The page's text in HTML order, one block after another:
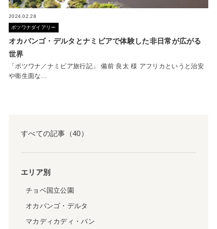
2024.02.28
ボツワナダイアリー
オカバンゴ・デルタとナミビアで体験した非日常が広がる
世界
「ボツワナ／ナミビア旅行記」 備前 良太 様 アフリカというと治安
や衛生面な…
すべての記事（40）
エリア別
チョベ国立公園
オカバンゴ・デルタ
マカディカディ・パン